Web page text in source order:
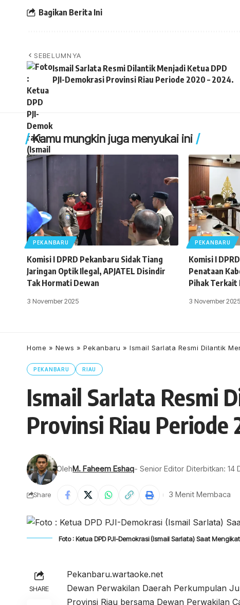
Bagikan Berita Ini
SEBELUMNYA
Ismail Sarlata Resmi Dilantik Menjadi Ketua DPD
PJI-Demokrasi Provinsi Riau Periode 2020 – 2024.
Kamu mungkin juga menyukai ini
PEKANBARU
Komisi I DPRD Pekanbaru Sidak Tiang
Jaringan Optik Ilegal, APJATEL Disindir
Tak Hormati Dewan
3 November 2025
PEKANBARU
Komisi I
Penataan
Pihak Terkait
3 November 2025
Home » News » Pekanbaru » Ismail Sarlata Resmi Dilantik
PEKANBARU RIAU
Ismail Sarlata Resmi
Provinsi Riau Periode
OlehM. Faheem Eshaq- Senior Editor Diterbitkan: 14
Share 3 Menit Membaca
Foto : Ketua DPD PJI-Demokrasi (Ismail Sarlata) Saat
SHARE
Pekanbaru.wartaoke.net
Dewan Perwakilan Daerah Perkumpulan
Provinsi Riau bersama Dewan Perwakilan